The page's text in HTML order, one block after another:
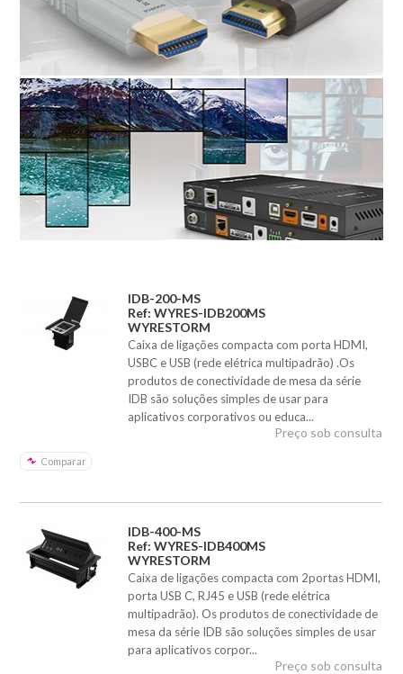
IDB-200-MS
Ref: WYRES-IDB200MS
WYRESTORM
Caixa de ligações compacta com porta HDMI,
USBC e USB (rede elétrica multipadrão) .Os
produtos de conectividade de mesa da série
IDB são soluções simples de usar para
aplicativos corporativos ou educa...
Comparar
Preço sob consulta
IDB-400-MS
Ref: WYRES-IDB400MS
WYRESTORM
Caixa de ligações compacta com 2portas HDMI,
porta USB C, RJ45 e USB (rede elétrica
multipadrão). Os produtos de conectividade de
mesa da série IDB são soluções simples de usar
para aplicativos corpor...
Preço sob consulta